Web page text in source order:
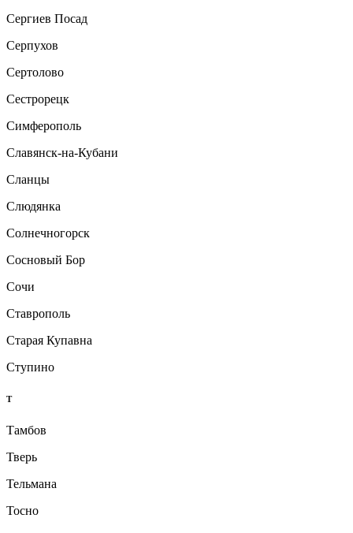
Сергиев Посад
Серпухов
Сертолово
Сестрорецк
Симферополь
Славянск-на-Кубани
Сланцы
Слюдянка
Солнечногорск
Сосновый Бор
Сочи
Ставрополь
Старая Купавна
Ступино
Т
Тамбов
Тверь
Тельмана
Тосно